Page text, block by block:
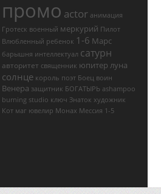
промо actor анимация
Гротеск военный меркурий Пилот
Влюбленный ребенок 1-6 Марс
барышня интеллектуал сатурн
авторитет священник юпитер луна
солнце король поэт Боец воин
Венера защитник БОГАТЫРЬ ashampoo
burning studio ключ Знаток художник
Кот маг ювелир Монах Мессия 1-5